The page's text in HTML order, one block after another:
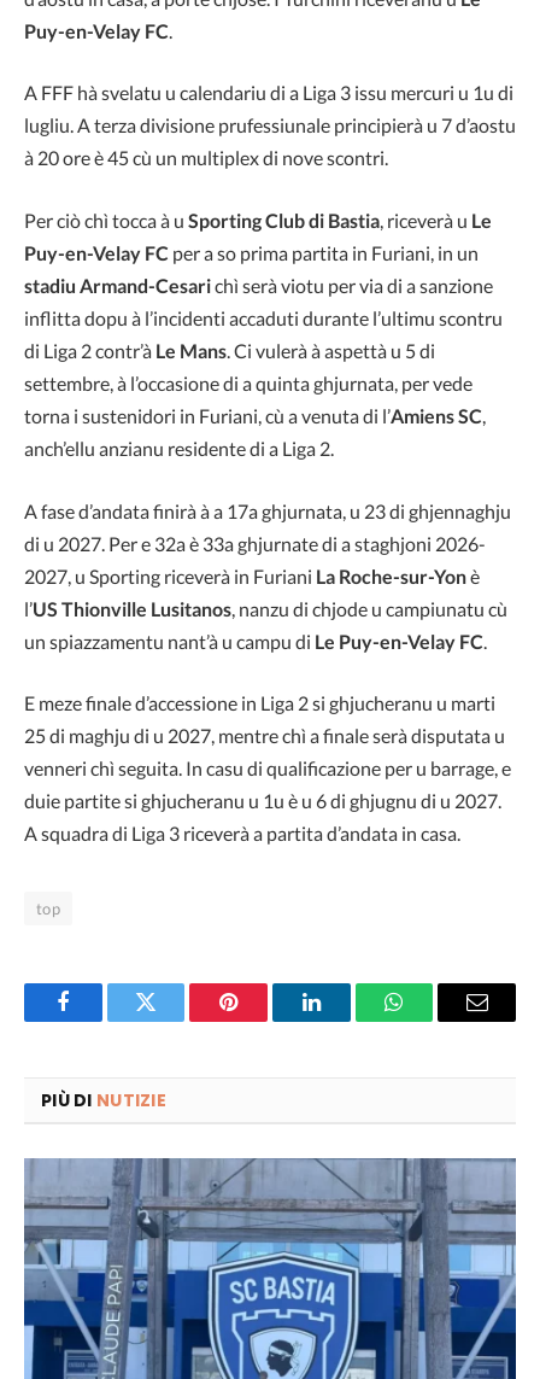
Puy-en-Velay FC
A FFF hà svelatu u calendariu di a Liga 3 issu mercuri u 1u di
lugliu. A terza divisione prufessiunale principierà u 7 d’aostu
à 20 ore è 45 cù un multiplex di nove scontri.
Per ciò chì tocca à u Sporting Club di Bastia, riceverà u Le
Puy-en-Velay FC per a so prima partita in Furiani, in un
stadiu Armand-Cesarichì serà viotu per via di a sanzione
inflitta dopu à l’incidenti accaduti durante l’ultimu scontru
di Liga 2 contr’à Le Mans. Ci vulerà à aspettà u 5 di
settembre, à l’occasione di a quinta ghjurnata, per vede
torna i sustenidori in Furiani, cù a venuta di l’Amiens SC,
anch’ellu anzianu residente di a Liga 2.
A fase d’andata finirà à a 17a ghjurnata, u 23 di ghjennaghju
di u 2027. Per e 32a è 33a ghjurnate di a staghjoni 2026-
2027, u Sporting riceverà in Furiani La Roche-sur-Yonè
l’US Thionville Lusitanos , nanzu di chjode u campiunatu cù
un spiazzamentu nant’à u campu di Le Puy-en-Velay FC
E meze finale d’accessione in Liga 2 si ghjucheranu u marti
25 di maghju di u 2027, mentre chì a finale serà disputata u
venneri chì seguita. In casu di qualificazione per u barrage, e
duie partite si ghjucheranu u 1u è u 6 di ghjugnu di u 2027.
A squadra di Liga 3 riceverà a partita d’andata in casa.
top
FacebookTwitter Pinterest LinkedInWhatsAppEmail
PIÙ DI NUTIZIE